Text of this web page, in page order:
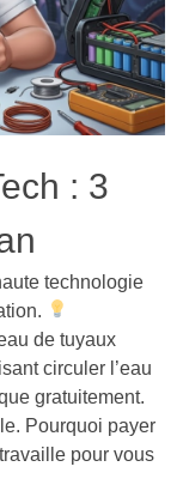
: 3
technologie
de tuyaux
circuler l’eau
gratuitement.
Pourquoi payer
pour vous